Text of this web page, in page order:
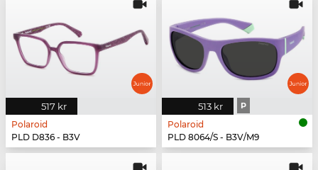
517 kr
Polaroid
PLD D836 - B3V
513 kr P
Polaroid
PLD 8064/S - B3V/M9